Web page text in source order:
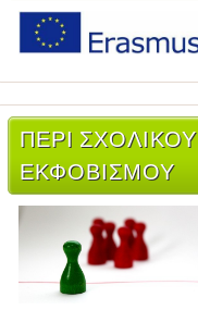
ΠΕΡΙ ΣΧΟΛΙΚΟΥ
ΕΚΦΟΒΙΣΜΟΥ